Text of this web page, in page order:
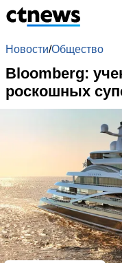
Новости/Общество
Bloomberg:
роскошных